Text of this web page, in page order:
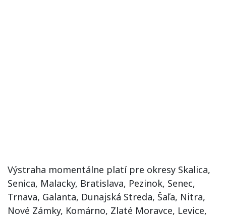
Výstraha momentálne platí pre okresy Skalica,
Senica, Malacky, Bratislava, Pezinok, Senec,
Trnava, Galanta, Dunajská Streda, Šaľa, Nitra,
Nové Zámky, Komárno, Zlaté Moravce, Levice,